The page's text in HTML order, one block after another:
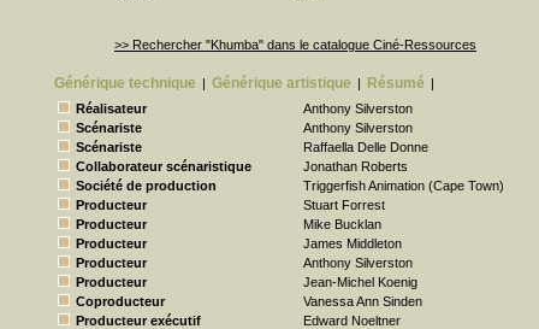
>> Rechercher "Khumba" dans le catalogue Ciné-Ressources
Générique technique | Générique artistique | Résumé |
Réalisateur
Anthony Silverston
Scénariste
Anthony Silverston
Scénariste
Raffaella Delle Donne
Collaborateur scénaristique
Jonathan Roberts
Société de production
Triggerfish Animation (Cape Town)
Producteur
Stuart Forrest
Producteur
Mike Bucklan
Producteur
James Middleton
Producteur
Anthony Silverston
Producteur
Jean-Michel Koenig
Coproducteur
Vanessa Ann Sinden
Producteur exécutif
Edward Noeltner